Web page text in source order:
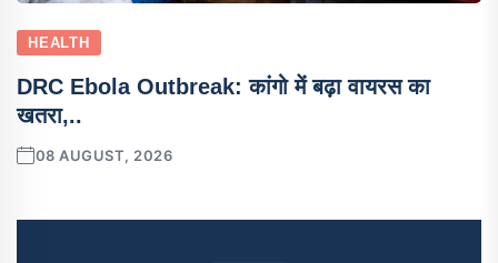
HEALTH
DRC Ebola Outbreak: कांगो में बढ़ा वायरस का
खतरा,..
08 AUGUST, 2026